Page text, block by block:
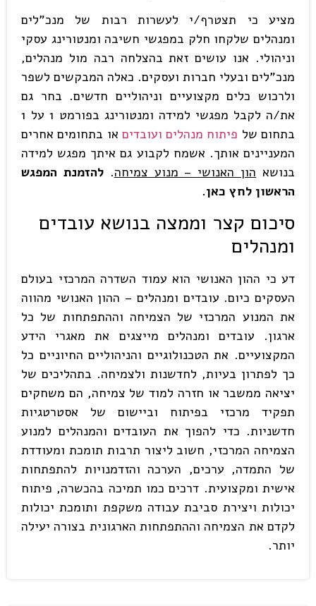
מציע כי תצטרף/י לעשרות רבות של מנכ"לים
ומנהלים שלקחו חלק במפגשי חשיבה ומנטורינג עסקי
וניהולי. אנו עושים זאת בהצלחה רבה מול מנהלים,
מנכ"לים ובעלי חברות ועסקים. כאלה המבקשים לשפר
ולרכוש כלים מקצועיים וניהוליים חדשים. בחר גם
את/ה לקבל מפגשי למידה ומנטורינג בפורמט 1 על 1
בתחום של פיתוח מנהלים ועובדיםאו בתחומים אחרים
המעניינים אותך. אשמח לקבוע גם איתך מפגש למידה
בנושא הון האנושי – מנוע צמיחה. להזמנת המפגש
הראשון לחץ כאן.
סיכום קצר וממצה בנושא עובדים
ומנהלים
דע כי ההון האנושי הוא עמוד השדרה המרכזי בעולם
העסקים כיום. עובדים ומנהלים – ההון האנושי מהווה
את המנוע המרכזי של הצמיחה וההתפתחות של כל
ארגון. עובדים ומנהלים מייצגים את מאגרי הידע
המקצועיים. את הטכנולוגיים והניהוליים החיוניים כל
כך לפתרון בעיות, לחדשנות ולצמיחה. בתהליכים של
יציאה ממשבר או חזרה למוד של צמיחה, הם משחקים
תפקיד מרכזי בפיתוח וביישום של אסטרטגיות
חדשניות. כדי להפוך את העובדים והמנהלים למנוע
הצמיחה המרכזי, חשוב ליצור תרבות תומכת ומעודדת
של התמדה, ערכים, הערכה והזדמנויות להתפתחות
אישית ומקצועית. דרכים כמו תמיכה בהכשרה, פיתוח
יכולות ויצירת סביבת עבודה משקפת ותומכת יכולות
לקדם את הצמיחה וההתפתחות הארגונית בצורה יעילה
יותר.